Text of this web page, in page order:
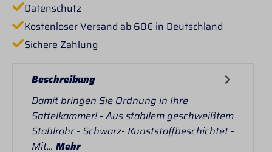
Datenschutz
Kostenloser Versand ab 60€ in Deutschland
Sichere Zahlung
Beschreibung
Damit bringen Sie Ordnung in Ihre
Sattelkammer! - Aus stabilem geschweißtem
Stahlrohr - Schwarz- Kunststoffbeschichtet -
Mit… Mehr